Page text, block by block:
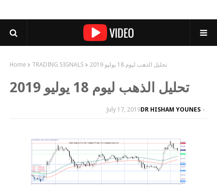
Home TRADING SIGNALS تحليل الذهب ليوم 18 يوليو 2019
تحليل الذهب ليوم 18 يوليو 2019
DR HISHAM YOUNES
July 17, 2019